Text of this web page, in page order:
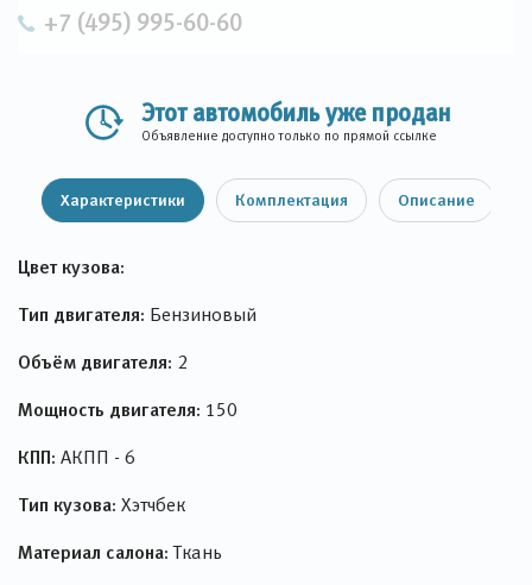
+7 (495) 995-60-60
Этот автомобиль уже продан
Объявление доступно только по прямой ссылке
Характеристики Комплектация Описание
Цвет кузова:
Тип двигателя: Бензиновый
Объём двигателя: 2
Мощность двигателя: 150
КПП: АКПП - 6
Тип кузова: Хэтчбек
Материал салона: Ткань